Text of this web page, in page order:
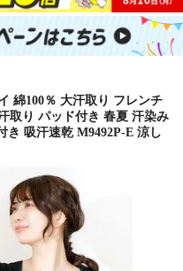
綿100％ 大汗取り フレンチ
取り パッド付き 春夏 汗染み
き 吸汗速乾 M9492P-E 涼し